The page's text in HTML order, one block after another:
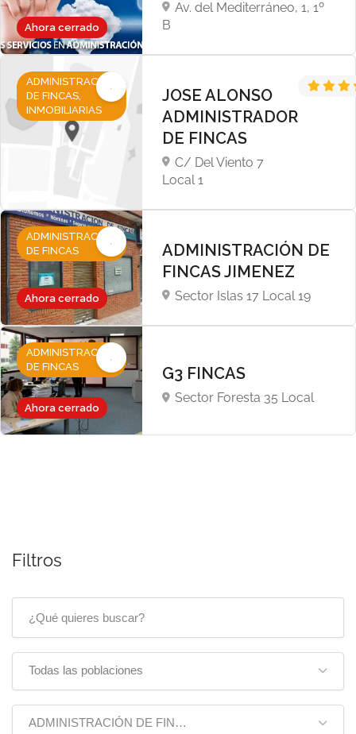
Ahora cerrado
Av. del Mediterráneo, 1, 1º
B
ADMINISTRACIÓN
DE FINCAS,
INMOBILIARIAS
JOSE ALONSO
ADMINISTRADOR
DE FINCAS
C/ Del Viento 7
Local 1
Ahora cerrado
ADMINISTRACIÓN
DE FINCAS
ADMINISTRACIÓN DE
FINCAS JIMENEZ
Sector Islas 17 Local 19
Ahora cerrado
ADMINISTRACIÓN
DE FINCAS
G3 FINCAS
Sector Foresta 35 Local
Filtros
Todas las poblaciones
ADMINISTRACIÓN DE FINCAS